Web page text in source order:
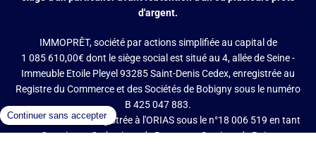
d'argent.
IMMOPRÊT, société par actions simplifiée au capital de
1 085 610,00€ dont le siège social est situé au 4, allée de Seine -
Immeuble Etoile Pleyel 93285 Saint-Denis Cedex, enregistrée au
Registre du Commerce et des Sociétés de Bobigny sous le numéro
B 425 047 883.
IMMOPRÊT est enregistrée à l'ORIAS sous le n°18 006 519 en tant
que Courtier en Opérations de Banque et Services de Paiement